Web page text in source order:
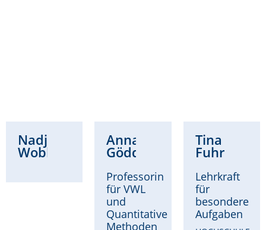
Nadja
Wobbe
Anna
Göddeke
Professorin
für VWL
und
Quantitative
Methoden
Tina
Fuhrmann
Lehrkraft
für
besondere
Aufgaben